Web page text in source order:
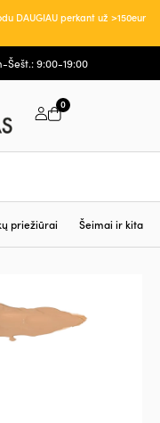
DAUGIAU perkant už >150eur
Šešt.: 9:00-19:00
0
priežiūrai Šeimai ir kita